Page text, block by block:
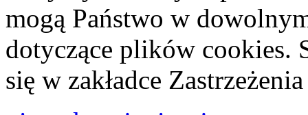
mogą Państwo w
dotyczące plików cookies.
się w zakładce